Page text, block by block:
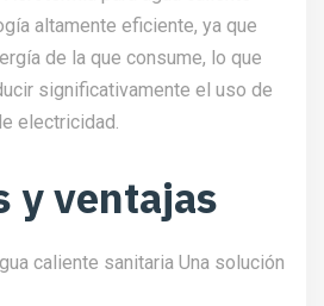
altamente eficiente, ya que
de la que consume, lo que
significativamente el uso de
electricidad.
y ventajas